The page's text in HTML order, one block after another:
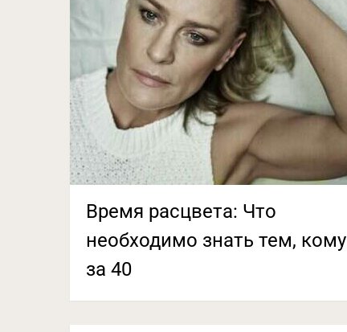
Время расцвета: Что
необходимо знать тем, кому
за 40